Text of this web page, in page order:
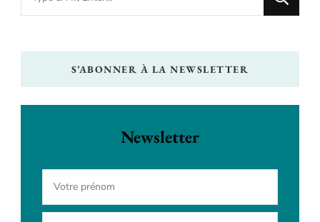
for
S’ABONNER À LA NEWSLETTER
Newsletter